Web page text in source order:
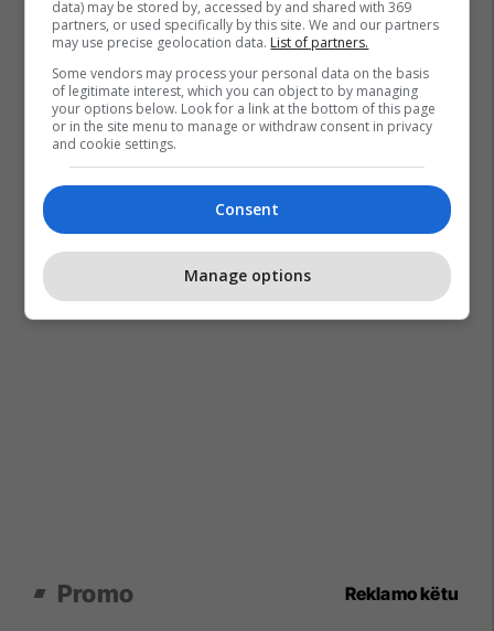
Promo Reklamo këtu
data) may be stored by, accessed by and shared with 369
partners, or used specifically by this site. We and our partners
may use precise geolocation data. List of partners.
Some vendors may process your personal data on the basis
of legitimate interest, which you can object to by managing
your options below. Look for a link at the bottom of this page
or in the site menu to manage or withdraw consent in privacy
and cookie settings.
Consent
Manage options